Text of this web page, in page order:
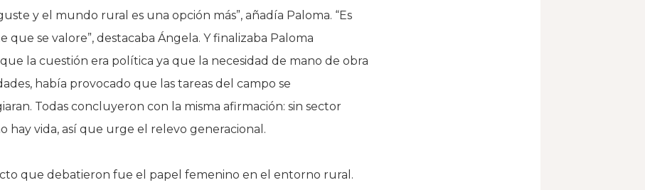
y el mundo rural es una opción más”, añadía Paloma. “Es
que se valore”, destacaba Ángela. Y finalizaba Paloma
la cuestión era política ya que la necesidad de mano de obra
había provocado que las tareas del campo se
Todas concluyeron con la misma afirmación: sin sector
hay vida, así que urge el relevo generacional.
que debatieron fue el papel femenino en el entorno rural.